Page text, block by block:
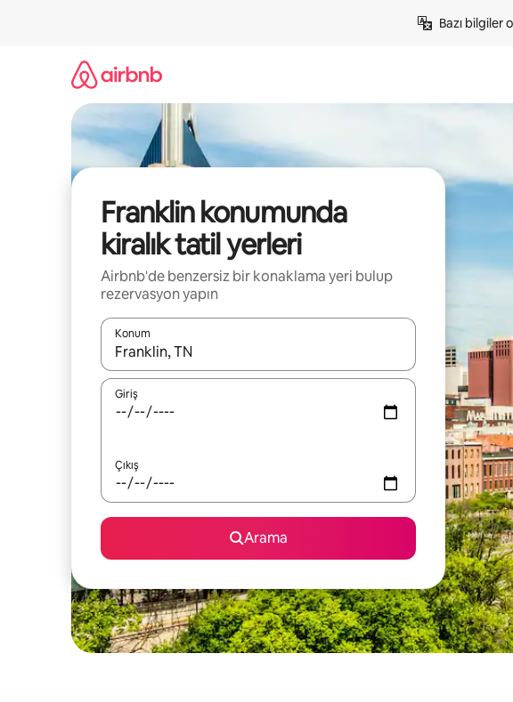
Bazı
Franklin konumunda
kiralık tatil yerleri
Airbnb'de benzersiz bir konaklama yeri bulup
rezervasyon yapın
Konum
Sonuçlar kullanılabilir olduğunda yukarı ve aşağı oklarıyla gezinin
Giriş
Çıkış
Arama